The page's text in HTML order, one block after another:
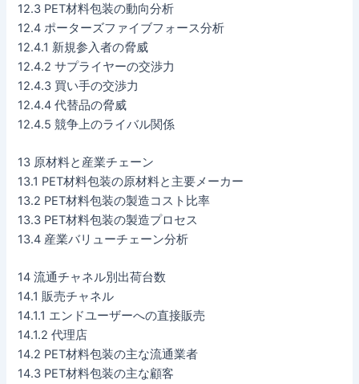
12.3 PET材料包装の動向分析
12.4 ポーターズファイブフォース分析
12.4.1 新規参入者の脅威
12.4.2 サプライヤーの交渉力
12.4.3 買い手の交渉力
12.4.4 代替品の脅威
12.4.5 競争上のライバル関係
13 原材料と産業チェーン
13.1 PET材料包装の原材料と主要メーカー
13.2 PET材料包装の製造コスト比率
13.3 PET材料包装の製造プロセス
13.4 産業バリューチェーン分析
14 流通チャネル別出荷台数
14.1 販売チャネル
14.1.1 エンドユーザーへの直接販売
14.1.2 代理店
14.2 PET材料包装の主な流通業者
14.3 PET材料包装の主な顧客